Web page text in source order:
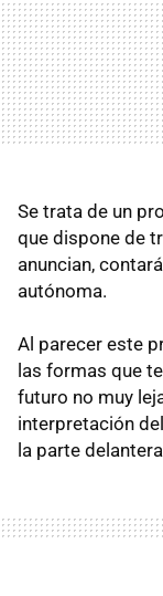
Se trata de un
que dispone de
anuncian,
autónoma.
Al parecer este
las formas que
futuro no muy
interpretación
la parte